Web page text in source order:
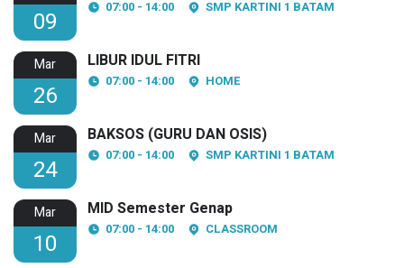
09 07:00 - 14:00 SMP KARTINI 1 BATAM
Mar
26
LIBUR IDUL FITRI
07:00 - 14:00 HOME
Mar
24
BAKSOS (GURU DAN OSIS)
07:00 - 14:00 SMP KARTINI 1 BATAM
Mar
10
MID Semester Genap
07:00 - 14:00 CLASSROOM